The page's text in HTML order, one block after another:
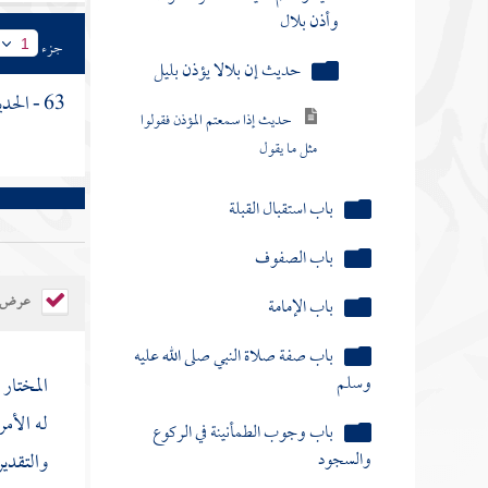
وأذن بلال
حديث إن بلالا يؤذن بليل
حديث إذا سمعتم المؤذن فقولوا
مثل ما يقول
باب استقبال القبلة
باب الصفوف
باب الإمامة
باب صفة صلاة النبي صلى الله عليه
وسلم
باب وجوب الطمأنينة في الركوع
والسجود
جزء 1
عرض
له